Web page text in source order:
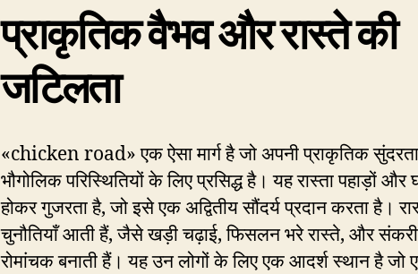
प्राकृतिक वैभव और रास्ते की
जटिलता
«chicken road» एक ऐसा मार्ग है जो अपनी प्राकृतिक
भौगोलिक परिस्थितियों के लिए प्रसिद्ध है। यह रास्ता पहाड़ों
होकर गुजरता है, जो इसे एक अद्वितीय सौंदर्य प्रदान करता है।
चुनौतियाँ आती हैं, जैसे खड़ी चढ़ाई, फिसलन भरे रास्ते, और
रोमांचक बनाती हैं। यह उन लोगों के लिए एक आदर्श स्थान है जो